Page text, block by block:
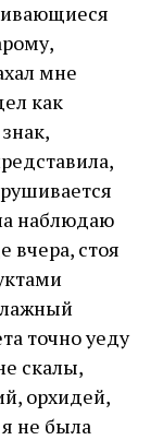
мне
как
наблюдаю
вчера, стоя
точно уеду
скалы,
орхидей,
не была